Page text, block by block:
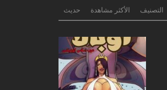
التصنيف الأكثر مشاهدة حديث